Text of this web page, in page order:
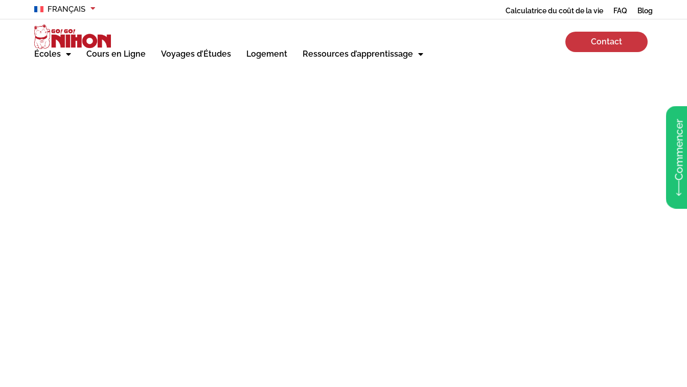
FRANÇAIS Calculatrice du coût de la vie FAQ Blog
Écoles Cours en Ligne Voyages d’Études Logement Ressources d’apprentissage
Contact
Commencer